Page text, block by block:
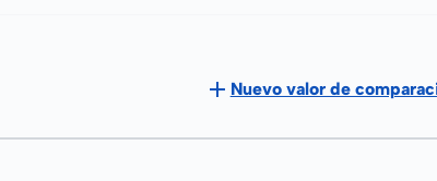
Nuevo valor de